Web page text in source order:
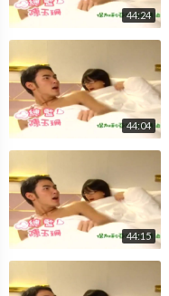
44:24
44:04
44:15